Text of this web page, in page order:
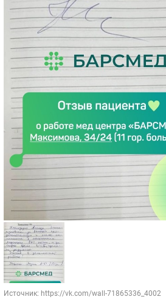
Источник: https://vk.com/wall-71865336_4002